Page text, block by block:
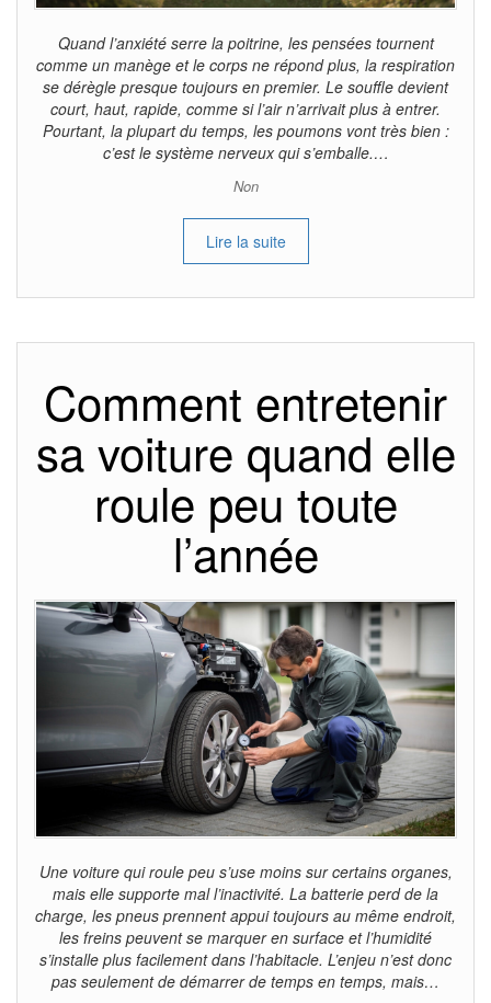
Quand l’anxiété serre la poitrine, les pensées tournent
comme un manège et le corps ne répond plus, la respiration
se dérègle presque toujours en premier. Le souffle devient
court, haut, rapide, comme si l’air n’arrivait plus à entrer.
Pourtant, la plupart du temps, les poumons vont très bien :
c’est le système nerveux qui s’emballe.…
Non
Lire la suite
Comment entretenir
sa voiture quand elle
roule peu toute
l’année
Une voiture qui roule peu s’use moins sur certains organes,
mais elle supporte mal l’inactivité. La batterie perd de la
charge, les pneus prennent appui toujours au même endroit,
les freins peuvent se marquer en surface et l’humidité
s’installe plus facilement dans l’habitacle. L’enjeu n’est donc
pas seulement de démarrer de temps en temps, mais…